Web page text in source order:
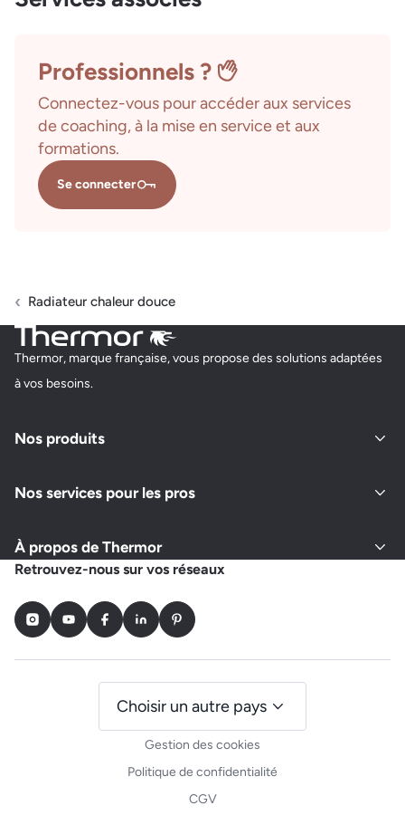
Professionnels ?
Connectez-vous pour accéder aux services
de coaching, à la mise en service et aux
formations.
Se connecter
Radiateur chaleur douce
Thermor, marque française, vous propose des solutions adaptées
à vos besoins.
Nos produits
Nos services pour les pros
À propos de Thermor
Retrouvez-nous sur vos réseaux
InstagramYoutubeFacebookLinkedInPinterest
Gestion des cookies
Politique de confidentialité
CGV
Choisir un autre pays